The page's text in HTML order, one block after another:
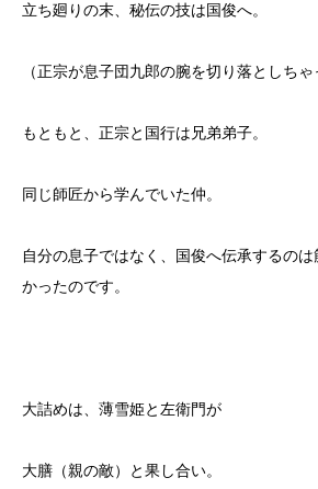
立ち廻りの末、秘伝の技は国俊へ。
（正宗が息子団九郎の腕を切り落としち
もともと、正宗と国行は兄弟弟子。
同じ師匠から学んでいた仲。
自分の息子ではなく、国俊へ伝承するの
かったのです。
大詰めは、薄雪姫と左衛門が
大膳（親の敵）と果し合い。